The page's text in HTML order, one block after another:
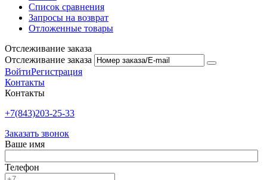
Список сравнения
Запросы на возврат
Отложенные товары
Отслеживание заказа
Отслеживание заказа
ВойтиРегистрация
Контакты
Контакты
+7(843)203-25-33
Заказать звонок
Ваше имя
Телефон